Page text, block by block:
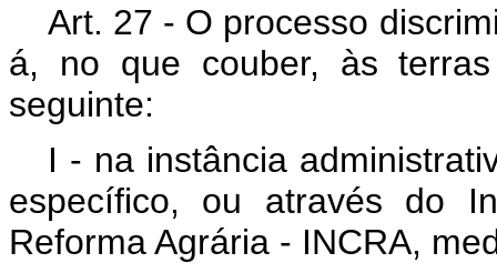
Art. 27 - O processo
á, no que couber, às
seguinte:
I - na instância
específico, ou através do
Reforma Agrária - INCRA,